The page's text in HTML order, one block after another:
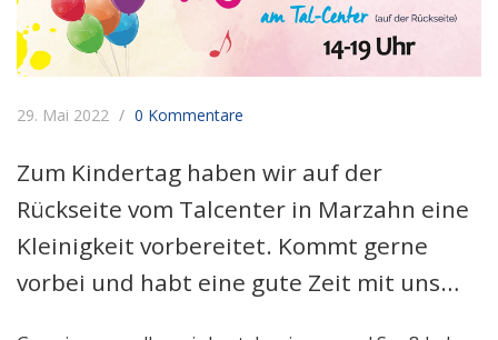
29. Mai 2022 0 Kommentare
Zum Kindertag haben wir auf der
Rückseite vom Talcenter in Marzahn eine
Kleinigkeit vorbereitet. Kommt gerne
vorbei und habt eine gute Zeit mit uns…